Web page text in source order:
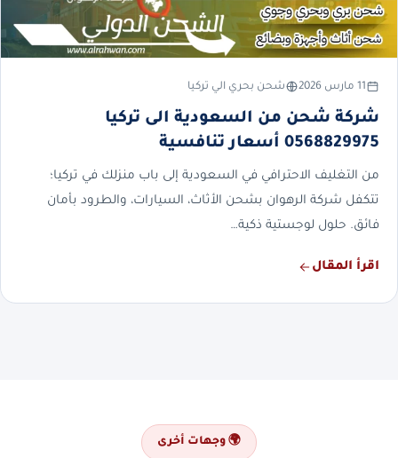
11 مارس 2026 شحن بحري الي تركيا
شركة شحن من السعودية الى تركيا
0568829975 أسعار تنافسية
من التغليف الاحترافي في السعودية إلى باب منزلك في تركيا؛
تتكفل شركة الرهوان بشحن الأثاث، السيارات، والطرود بأمان
فائق. حلول لوجستية ذكية…
اقرأ المقال
🌍 وجهات أخرى